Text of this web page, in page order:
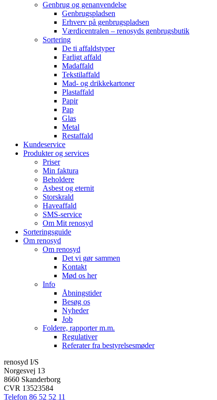
Genbrug og genanvendelse
Genbrugspladsen
Erhverv på genbrugspladsen
Værdicentralen – renosyds genbrugsbutik
Sortering
De ti affaldstyper
Farligt affald
Madaffald
Tekstilaffald
Mad- og drikkekartoner
Plastaffald
Papir
Pap
Glas
Metal
Restaffald
Kundeservice
Produkter og services
Priser
Min faktura
Beholdere
Asbest og eternit
Storskrald
Haveaffald
SMS-service
Om Mit renosyd
Sorteringsguide
Om renosyd
Om renosyd
Det vi gør sammen
Kontakt
Mød os her
Info
Åbningstider
Besøg os
Nyheder
Job
Foldere, rapporter m.m.
Regulativer
Referater fra bestyrelsesmøder
renosyd I/S
Norgesvej 13
8660 Skanderborg
CVR 13523584
Telefon 86 52 52 11